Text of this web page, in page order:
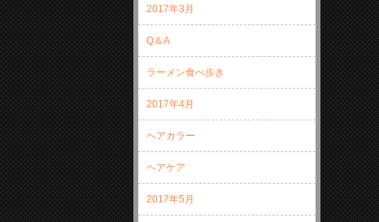
2017年3月
Q＆A
ラーメン食べ歩き
2017年4月
ヘアカラー
ヘアケア
2017年5月